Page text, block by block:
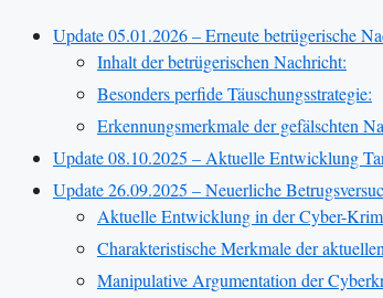
Update 05.01.2026 – Erneute betrügerische
Inhalt der betrügerischen Nachricht:
Besonders perfide Täuschungsstrategie:
Erkennungsmerkmale der gefälschten
Update 08.10.2025 – Aktuelle Entwicklung
Update 26.09.2025 – Neuerliche
Aktuelle Entwicklung in der Cyber-
Charakteristische Merkmale der
Manipulative Argumentation der